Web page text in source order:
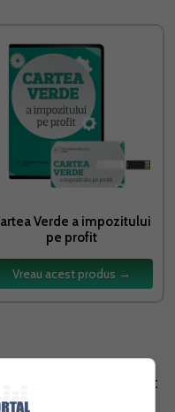
Verde a impozitului
pe profit
Vreau acest produs →
aparatelor de marcat